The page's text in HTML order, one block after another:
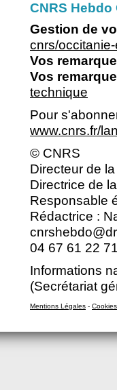
CNRS
Gestion de
cnrs/
Vos
Vos
technique
Pour
www.cnrs.fr/
© CNRS
Directeur de
Directrice de
Responsable
Rédactrice :
04 67 61 22
Informations
(Secrétariat
Mentions Légales - Cookies